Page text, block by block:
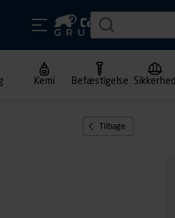
Kemi Befæstigelse Sikkerhed
Tilbage